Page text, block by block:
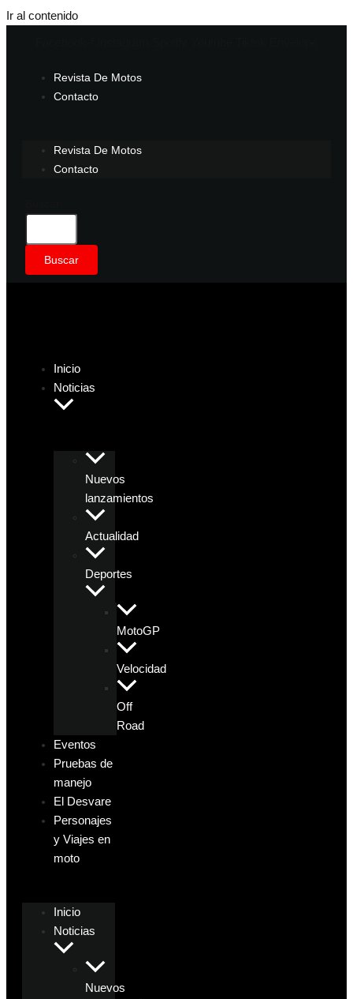
Ir al contenido
Revista De Motos
Contacto
Revista De Motos
Contacto
Buscar
Inicio
Noticias
Nuevos
lanzamientos
Actualidad
Deportes
MotoGP
Velocidad
Off
Road
Eventos
Pruebas de
manejo
El Desvare
Personajes
y Viajes en
moto
Inicio
Noticias
Nuevos